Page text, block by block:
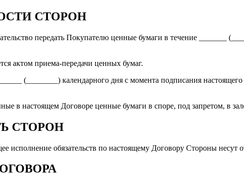
СТОРОН
передать Покупателю ценные бумаги в течение _______
актом приема-передачи ценных бумаг.
(________) календарного дня с момента подписания
в настоящем Договоре ценные бумаги в споре, под запретом, в
СТОРОН
исполнение обязательств по настоящему Договору Стороны несут